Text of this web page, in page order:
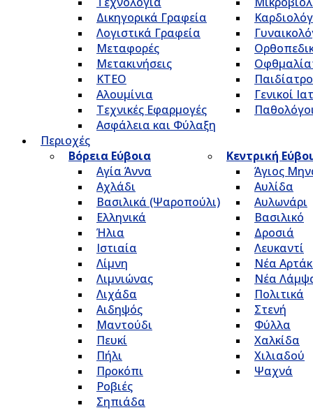
Δικηγορικά Γραφεία
Λογιστικά Γραφεία
Μεταφορές
Μετακινήσεις
ΚΤΕΟ
Αλουμίνια
Τεχνικές Εφαρμογές
Ασφάλεια και Φύλαξη
Γενικοί
Περιοχές
Βόρεια Εύβοια
Αγία Άννα
Αχλάδι
Βασιλικά (Ψαροπούλι)
Ελληνικά
Ήλια
Ιστιαία
Λίμνη
Λιμνιώνας
Λιχάδα
Αιδηψός
Μαντούδι
Πευκί
Πήλι
Προκόπι
Ροβιές
Σηπιάδα
Κεντρική
Άγιος
Αυλίδα
Αυλωνάρι
Βασιλικό
Δροσιά
Λευκαντί
Νέα
Νέα
Πολιτικά
Στενή
Φύλλα
Χαλκίδα
Χιλιαδού
Ψαχνά